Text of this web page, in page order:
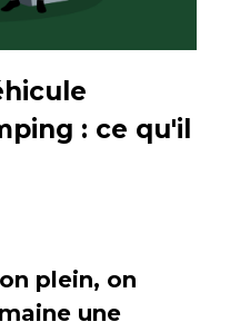
: ce qu'il
plein, on
une